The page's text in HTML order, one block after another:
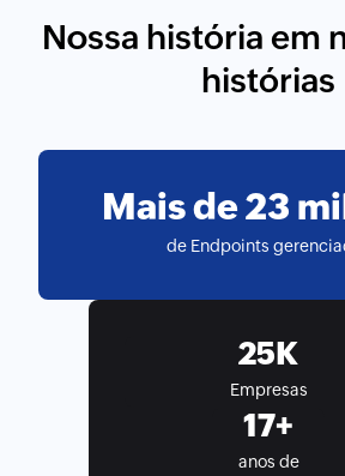
Nossa história em
histórias
Mais de
de Endpoints
K
Empresas
+
anos de